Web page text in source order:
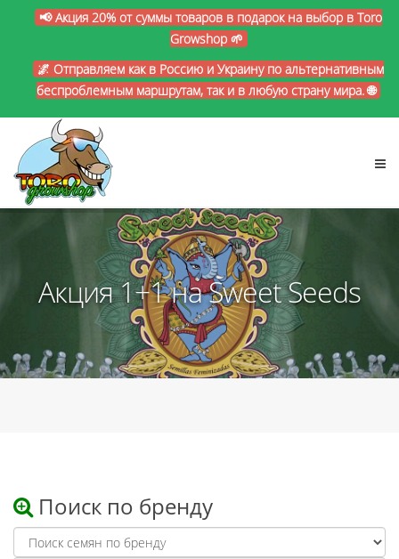
📢 Акция 20% от суммы товаров в подарок на выбор в Toro
Growshop 🌱
🌌 Отправляем как в Россию и Украину по альтернативным
беспроблемным маршрутам, так и в любую страну мира. 🌐
Акция 1+1 на Sweet Seeds
Поиск по бренду